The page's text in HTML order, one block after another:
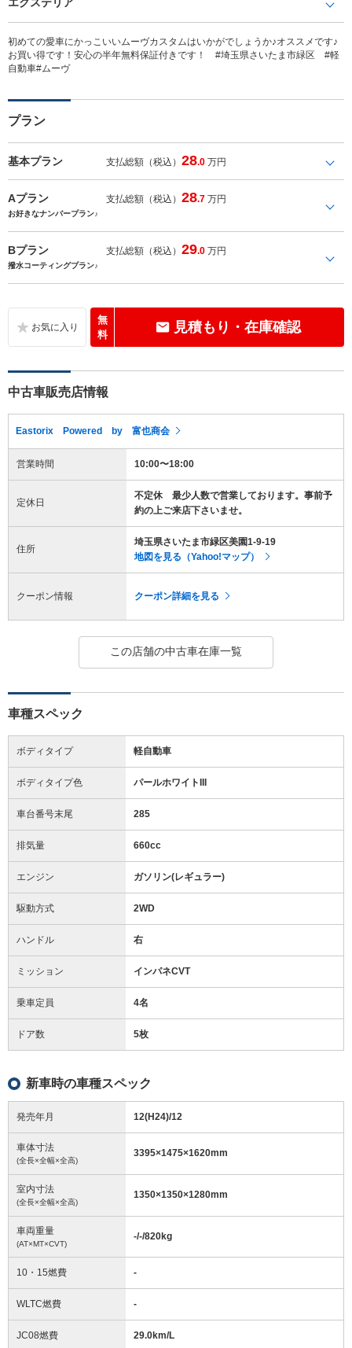
初めての愛車にかっこいいムーヴカスタムはいかがでしょうか♪オススメです♪
お買い得です！安心の半年無料保証付きです！ #埼玉県さいたま市緑区 #軽
自動車#ムーヴ
プラン
基本プラン 支払総額（税込）28.0 万円
Aプラン 支払総額（税込）28.7 万円
お好きなナンバープラン♪
Bプラン 支払総額（税込）29.0 万円
撥水コーティングプラン♪
無
料
見積もり・在庫確認
中古車販売店情報
Eastorix Powered by 富也商会
営業時間 10:00〜18:00
定休日
不定休 最少人数で営業しております。事前予
約の上ご来店下さいませ。
住所
埼玉県さいたま市緑区美園1-9-19
地図を見る（Yahoo!マップ）
クーポン情報 クーポン詳細を見る
この店舗の中古車在庫一覧
車種スペック
ボディタイプ 軽自動車
ボディタイプ色 パールホワイトIII
車台番号末尾 285
排気量 660cc
エンジン ガソリン(レギュラー)
駆動方式 2WD
ハンドル 右
ミッション インパネCVT
乗車定員 4名
ドア数 5枚
新車時の車種スペック
発売年月 12(H24)/12
車体寸法
(全長×全幅×全高)
3395×1475×1620mm
室内寸法
(全長×全幅×全高)
1350×1350×1280mm
車両重量
(AT×MT×CVT)
-/-/820kg
10・15燃費 -
WLTC燃費 -
JC08燃費 29.0km/L